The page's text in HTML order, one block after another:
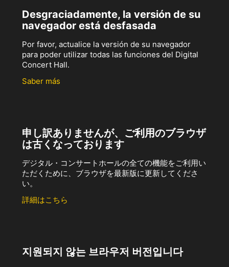
Desgraciadamente, la versión de su
navegador está desfasada
Por favor, actualice la versión de su navegador
para poder utilizar todas las funciones del Digital
Concert Hall.
Saber más
申し訳ありませんが、ご利用のブラウザ
は古くなっております
デジタル・コンサートホールの全ての機能をご利用い
ただくために、ブラウザを最新版に更新してくださ
い。
詳細はこちら
지원되지 않는 브라우저 버전입니다